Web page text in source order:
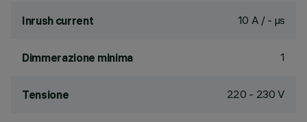
Inrush current 10 A / - µs
Dimmerazione minima 1
Tensione 220 - 230 V